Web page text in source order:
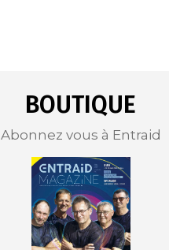
BOUTIQUE
Abonnez vous à Entraid